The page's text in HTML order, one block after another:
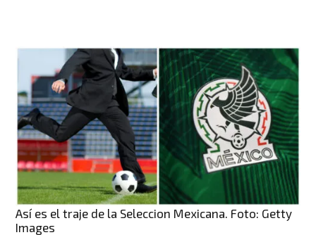
Así es el traje de la Seleccion Mexicana. Foto: Getty
Images